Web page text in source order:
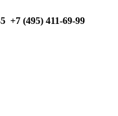
+7 (495) 411-69-99